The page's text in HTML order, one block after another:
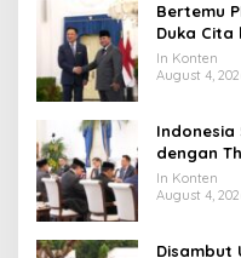
Bertemu
Duka
Tahun ke
In Konten
August 4,
Indonesia
dengan
Ekonomi
In Konten
August 4,
Disambut